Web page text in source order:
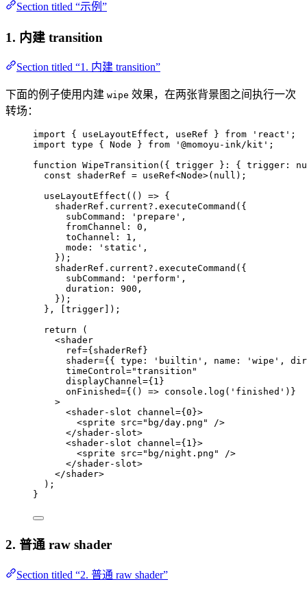
Section titled “示例”
1. 内建 transition
Section titled “1. 内建 transition”
下面的例子使用内建 wipe 效果，在两张背景图之间执行一次
转场：
import { useLayoutEffect, useRef } from ' react ' ;
import type { Node } from ' @momoyu-ink/kit ' ;
function WipeTransition ( { trigger } : { trigger :
const shaderRef = useRef<Node>( null );
useLayoutEffect ( () => {
shaderRef . current?. executeCommand ({
subCommand:
' prepare ' ,
fromChannel: 0 ,
toChannel: 1 ,
mode:
' static ' ,
});
shaderRef . current?. executeCommand ({
subCommand:
' perform ' ,
duration: 900 ,
});
} ,
[trigger]);
return (
<shader
ref={ shaderRef }
shader={ { type: ' builtin ' , name: ' wipe ' ,
timeControl="transition "
displayChannel={ 1 }
onFinished={ () => console . log ( ' finished ' ) }
>
<shader-slot channel={ 0 }>
<sprite src=" bg/day.png "
/>
</shader-slot>
<shader-slot channel={ 1 }>
<sprite src=" bg/night.png "
/>
</shader-slot>
</shader>
);
}
2. 普通 raw shader
Section titled “2. 普通 raw shader”